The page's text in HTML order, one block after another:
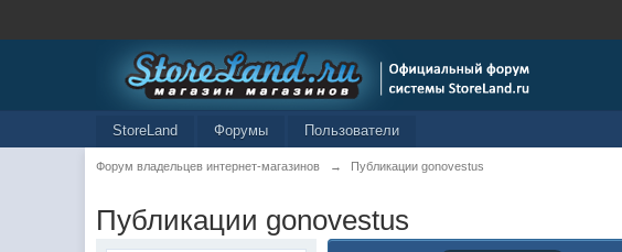
StoreLand Форумы Пользователи
Форум владельцев интернет-магазинов → Публикации gonovestus
Публикации gonovestus